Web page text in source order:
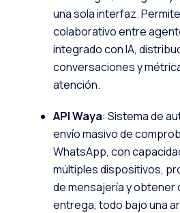
una sola interfaz.
colaborativo entre
integrado con IA,
conversaciones y
atención.
API Waya: Sistema de
envío masivo de
WhatsApp, con
múltiples dispositivos,
de mensajería y obtener
entrega, todo bajo una